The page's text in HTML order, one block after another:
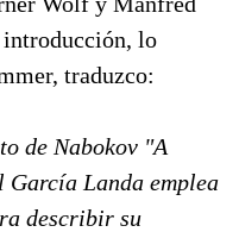
introducción, lo
traduzco:
de Nabokov "A
García Landa emplea
describir su